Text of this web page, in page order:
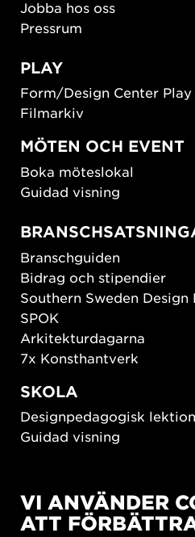
Jobba hos oss
Pressrum
PLAY
Form/Design Center Play
Filmarkiv
MÖTEN OCH EVENT
Boka möteslokal
Guidad visning
Branschguiden
Bidrag och stipendier
Southern Sweden Design
SPOK
Arkitekturdagarna
7x Konsthantverk
SKOLA
Designpedagogisk lektion
Guidad visning
New European Bauhaus
SUSTAINORDIC
VI ANVÄNDER
ATT